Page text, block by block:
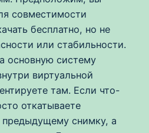
совместимости
бесплатно, но не
или стабильности.
основную систему
виртуальной
там. Если что-
откатываете
предыдущему снимку, а